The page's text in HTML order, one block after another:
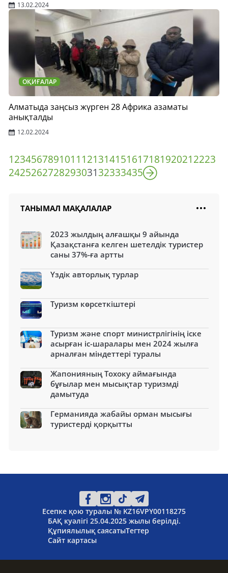
13.02.2024
ОҚИҒАЛАР
Алматыда заңсыз жүрген 28 Африка азаматы
анықталды
12.02.2024
1234567891011 121314151617181920212223
242526272829303132333435
ТАНЫМАЛ МАҚАЛАЛАР
2023 жылдың алғашқы 9 айында
Қазақстанға келген шетелдік туристер
саны 37%-ға артты
Үздік авторлық турлар
Туризм көрсеткіштері
Туризм және спорт министрлігінің іске
асырған іс-шаралары мен 2024 жылға
арналған міндеттері туралы
Жапонияның Тохоку аймағында
бұғылар мен мысықтар туризмді
дамытуда
Германияда жабайы орман мысығы
туристерді қорқытты
Есепке қою туралы № KZ16VPY00118275
БАҚ куәлігі 25.04.2025 жылы берілді.
Құпиялылық саясатыТегтер
Сайт картасы